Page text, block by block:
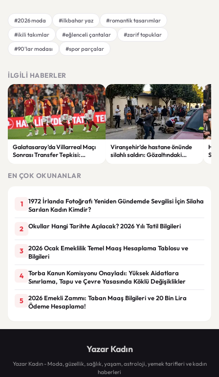
#2026 moda #ilkbahar yaz
#romantik tasarımlar
#ikili takımlar
#eğlenceli çantalar
#zarif topuklar
#90'lar modası
#spor parçalar
İLGILI HABERLER
Galatasaray’da Villarreal Maçı
Sonrası Transfer Tepkisi:
Viranşehir’de hastane önünde
silahlı saldırı: Gözaltındaki
EN ÇOK OKUNANLAR
1
1972 İrlanda Fotoğrafı Yeniden Gündemde Sevgilisi İçin Silaha
Sarılan Kadın Kimdir?
2 Okullar Hangi Tarihte Açılacak? 2026 Yılı Tatil Bilgileri
3
2026 Ocak Emeklilik Temel Maaş Hesaplama Tablosu ve
Bilgileri
4
Torba Kanun Komisyonu Onayladı: Yüksek Aidatlara
Sınırlama, Tapu ve Çevre Yasasında Köklü Değişiklikler
5
2026 Emekli Zammı: Taban Maaş Bilgileri ve 20 Bin Lira
Ödeme Hesaplama!
Yazar Kadın
Yazar Kadın - Moda, güzellik, sağlık, yaşam, astroloji, yemek tarifleri ve kadın
haberleri